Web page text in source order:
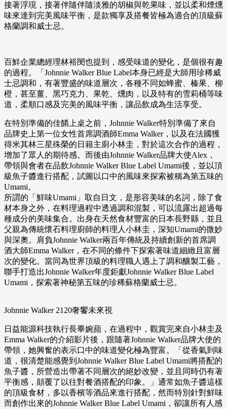
接著浮現，接著伴隨伴隨淡雅的胡椒與乾果味，並以柔和煙燻
味來達到完美風味平衡，是款獨享及搭餐皆極為適合的頂級蘇
格蘭調和威士忌。
百鮮企業總經理林裕閔也提到，感受味道的變化，是個很有趣
的過程。「Johnnie Walker Blue Label本身已經是大師用珍稀威
士忌調和，有著豐盛的味道層次，各種不同如蜂蜜、榛果、柳
橙，甚至薑、黑巧克力、果乾、燻肉，以及特有的雪莉桶等味
道，柔順口感及完美的風味平衡，讓品飲成為生活享受。
在特別準備的佳餚上桌之前，Johnnie Walker特別準備了來自
品牌史上第一位女性首席調酒師Emma Walker，以及在法國獲
得米其林三星殊榮的日籍主廚小林圭，對於這次合作的過程，
增加了眾人的期待感。而後由Johnnie Walker品牌大使Alex，
帶領與會者在品飲Johnnie Walker Blue Label Umami後，並以頂
級魚子醬進行搭配，試圖以口中的風味來探索被稱為第五味的
Umami。
所謂的「鮮味Umami」取自日文，是形容美味的名詞，除了食
材本身之外，在料理過程中透過調和混製，可以流露出超過每
種成分的美味集合。出身在天然食材豐富的日本長野縣，並且
父親為傳統懷石料理廚師的料理人小林圭，深知Umami的微妙
與深奧。肩負Johnnie Walker兩百年傳統及持續創新的首席調
酒大師Emma Walker，在不同的條件下探索著味道細緻且富層
次的變化。當同為世界頂級的料理職人遇上了調和釀製工藝，
聯手打造出Johnnie Walker年度鉅獻Johnnie Walker Blue Label
Umami，探索著神秘第五味的珍稀蘇格蘭威士忌。
Johnnie Walker 2120奢饗未來視
日益能源科技執行長畢婉蘋，在過程中，觀賞完來自小林圭及
Emma Walker的介紹影片後，跟隨著Johnnie Walker品牌大使的
帶領，她興奮的表示口中的味道變化極為豐富。「從香氣到味
道，很清楚能感覺到Johnnie Walker Blue Label Umami將搭配的
魚子醬，所營造出帶著不同層次的絕妙改變，並且同時仍有著
平衡感，顛覆了以往對餐酒搭配的印象。」通常如魚子醬這樣
的頂級食材，多以香檳等酒品來進行搭配，然而特別針對鮮味
而創作出來的Johnnie Walker Blue Label Umami，卻讓所有人感